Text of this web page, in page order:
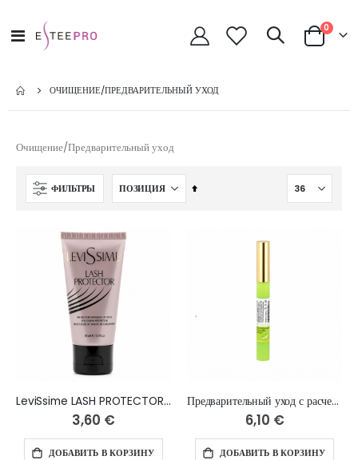
Toggle
Nav
Cart
0
ОЧИЩЕНИЕ/ПРЕДВАРИТЕЛЬНЫЙ УХОД
Очищение/Предварительный уход
ФИЛЬТРЫ
Сортируется
LeviSsime LASH PROTECTOR, 50 ml
3,60 €
ДОБАВИТЬ В КОРЗИНУ
Предварительный уход с расческой, 10 мл
6,10 €
ДОБАВИТЬ В КОРЗИНУ